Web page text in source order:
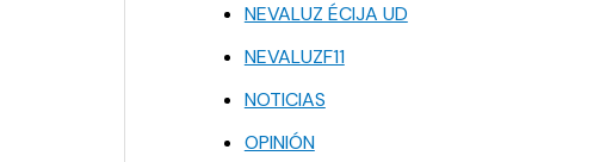
NEVALUZ ÉCIJA UD
NEVALUZF11
NOTICIAS
OPINIÓN